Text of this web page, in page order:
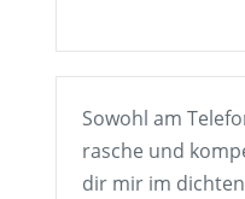
Sowohl am
rasche und
dir mir im dichten